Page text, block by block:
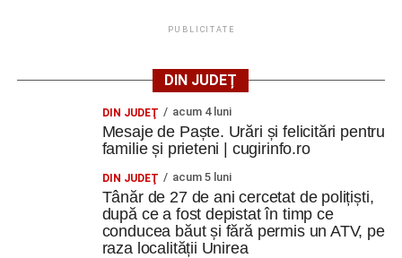
PUBLICITATE
DIN JUDEȚ
DIN JUDEŢ acum 4 luni
Mesaje de Paște. Urări și felicitări pentru
familie și prieteni | cugirinfo.ro
DIN JUDEŢ acum 5 luni
Tânăr de 27 de ani cercetat de polițiști,
după ce a fost depistat în timp ce
conducea băut și fără permis un ATV, pe
raza localității Unirea